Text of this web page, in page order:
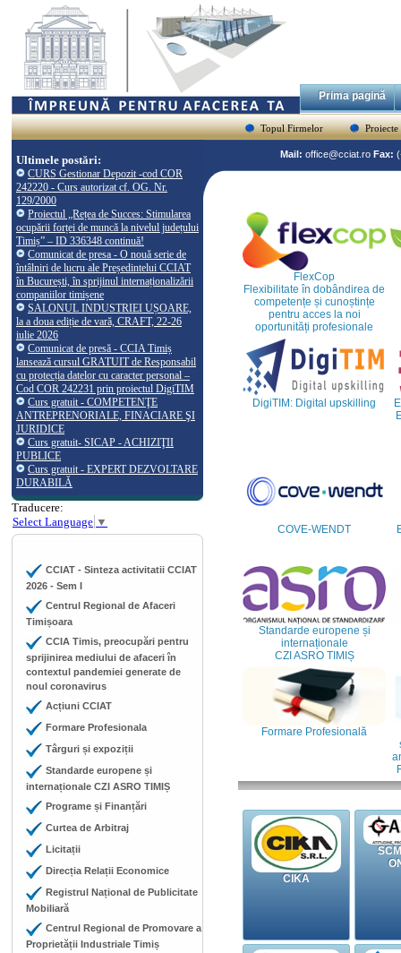
Prima pagină
Topul Firmelor Proiecte
Ultimele postări:
CURS Gestionar Depozit -cod COR
242220 - Curs autorizat cf. OG. Nr.
129/2000
Proiectul „Rețea de Succes: Stimularea
ocupării forței de muncă la nivelul județului
Timiș” – ID 336348 continuă!
Comunicat de presa - O nouă serie de
întâlniri de lucru ale Președintelui CCIAT
în București, în sprijinul internaționalizării
companiilor timișene
SALONUL INDUSTRIEI UȘOARE,
la a doua ediție de vară, CRAFT, 22-26
iulie 2026
Comunicat de presă - CCIA Timiș
lansează cursul GRATUIT de Responsabil
cu protecția datelor cu caracter personal –
Cod COR 242231 prin proiectul DigiTIM
Curs gratuit - COMPETENŢE
ANTREPRENORIALE, FINACIARE ŞI
JURIDICE
Curs gratuit- SICAP - ACHIZIŢII
PUBLICE
Curs gratuit - EXPERT DEZVOLTARE
DURABILĂ
Traducere:
Select Language ▼
CCIAT - Sinteza activitatii CCIAT
2026 - Sem I
Centrul Regional de Afaceri
Timișoara
CCIA Timis, preocupări pentru
sprijinirea mediului de afaceri în
contextul pandemiei generate de
noul coronavirus
Acțiuni CCIAT
Formare Profesionala
Târguri și expoziții
Standarde europene și
internaționale CZI ASRO TIMIȘ
Programe și Finanțări
Curtea de Arbitraj
Licitații
Direcția Relații Economice
Registrul Național de Publicitate
Mobiliară
Centrul Regional de Promovare a
Proprietății Industriale Timiș
Mail: office@cciat.ro Fax:
FlexCop
Flexibilitate în dobândirea de
competențe și cunoștințe
pentru acces la noi
oportunități profesionale
DigiTIM: Digital upskilling
COVE-WENDT
Standarde europene și
internaționale
CZI ASRO TIMIȘ
Formare Profesională
CIKA